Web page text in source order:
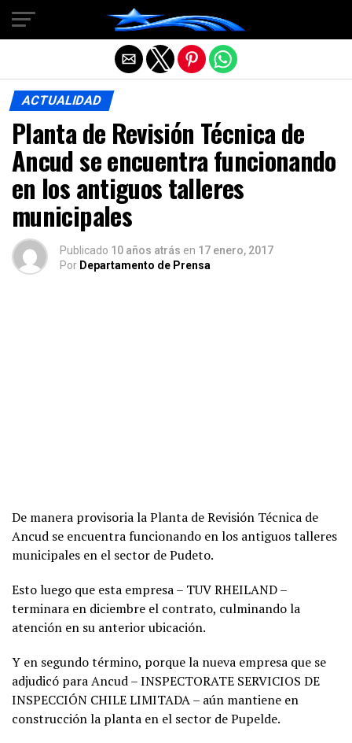
ACTUALIDAD
Planta de Revisión Técnica de
Ancud se encuentra funcionando
en los antiguos talleres
municipales
Publicado 10 años atrás en 17 enero, 2017
Por Departamento de Prensa
De manera provisoria la Planta de Revisión Técnica de
Ancud se encuentra funcionando en los antiguos talleres
municipales en el sector de Pudeto.
Esto luego que esta empresa – TUV RHEILAND –
terminara en diciembre el contrato, culminando la
atención en su anterior ubicación.
Y en segundo término, porque la nueva empresa que se
adjudicó para Ancud – INSPECTORATE SERVICIOS DE
INSPECCIÓN CHILE LIMITADA – aún mantiene en
construcción la planta en el sector de Pupelde.
Salir de la versión móvil